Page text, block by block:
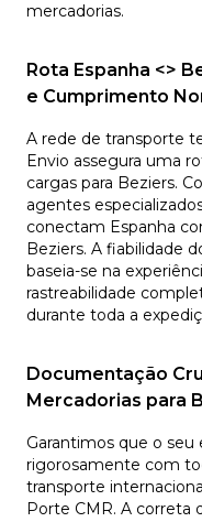
mercadorias.
Rota Espanha <>
e Cumprimento
A rede de transporte
Envio assegura uma
cargas para Beziers.
agentes
conectam Espanha
Beziers. A fiabilidade
baseia-se na
rastreabilidade
durante toda a
Documentação
Mercadorias para
Garantimos que o seu
rigorosamente com
transporte
Porte CMR. A correta